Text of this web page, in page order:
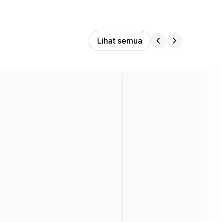
Lihat semua